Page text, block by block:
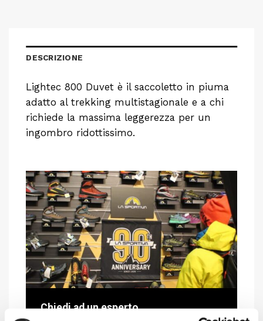
Chiedi ad un esperto
DESCRIZIONE
Lightec 800 Duvet è il saccoletto in piuma
adatto al trekking multistagionale e a chi
richiede la massima leggerezza per un
ingombro ridottissimo.